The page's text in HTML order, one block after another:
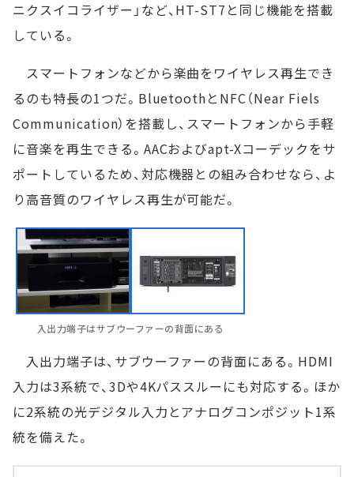
ニクスイコライザー」など、HT-ST7と同じ機能を搭載
している。
スマートフォンなどから楽曲をワイヤレス再生でき
るのも特長の1つだ。BluetoothとNFC（Near Fiels
Communication）を搭載し、スマートフォンから手軽
に音楽を再生できる。AACおよびapt-Xコーデックをサ
ポートしているため、対応機器との組み合わせなら、よ
り高音質のワイヤレス再生が可能だ。
入出力端子はサブウーファーの背面にある
入出力端子は、サブウーファーの背面にある。HDMI
入力は3系統で、3Dや4Kパススルーにも対応する。ほか
に2系統の光デジタル入力とアナログコンポジット1系
統を備えた。